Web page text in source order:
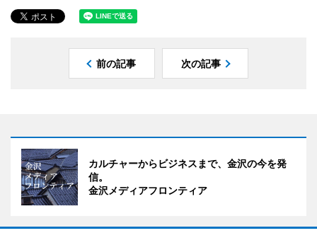
前の記事 次の記事
カルチャーからビジネスまで、金沢の今を発
信。
金沢メディアフロンティア